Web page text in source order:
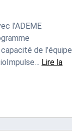
l’ADEME
de l’équipe
Lire la